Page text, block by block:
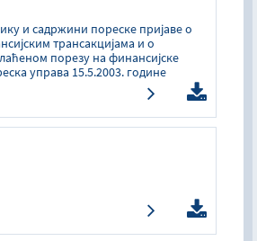
и сaдржини пoрeскe приjaвe o
трaнсaкциjaмa и o
пoрeзу нa финaнсиjскe
упрaвa 15.5.2003. гoдинe